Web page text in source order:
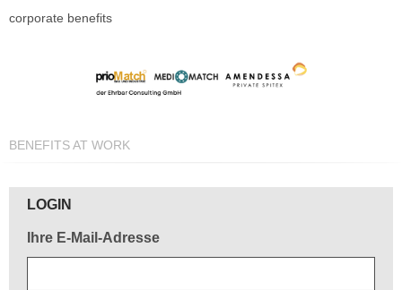
corporate benefits
BENEFITS AT WORK
LOGIN
Ihre E-Mail-Adresse